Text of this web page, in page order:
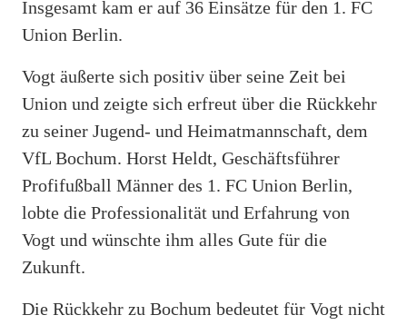
Insgesamt kam er auf 36 Einsätze für den 1. FC
Union Berlin.
Vogt äußerte sich positiv über seine Zeit bei
Union und zeigte sich erfreut über die Rückkehr
zu seiner Jugend- und Heimatmannschaft, dem
VfL Bochum. Horst Heldt, Geschäftsführer
Profifußball Männer des 1. FC Union Berlin,
lobte die Professionalität und Erfahrung von
Vogt und wünschte ihm alles Gute für die
Zukunft.
Die Rückkehr zu Bochum bedeutet für Vogt nicht